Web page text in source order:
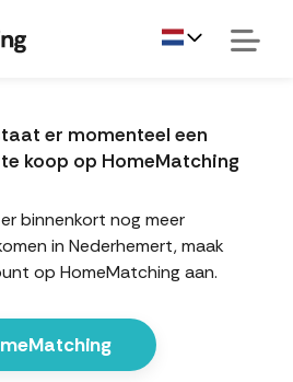
er momenteel een
koop op HomeMatching
binnenkort nog meer
in Nederhemert, maak
op HomeMatching aan.